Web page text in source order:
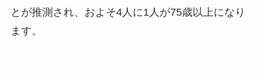
とが推測され、およそ4人に1人が75歳以上になり
ます。